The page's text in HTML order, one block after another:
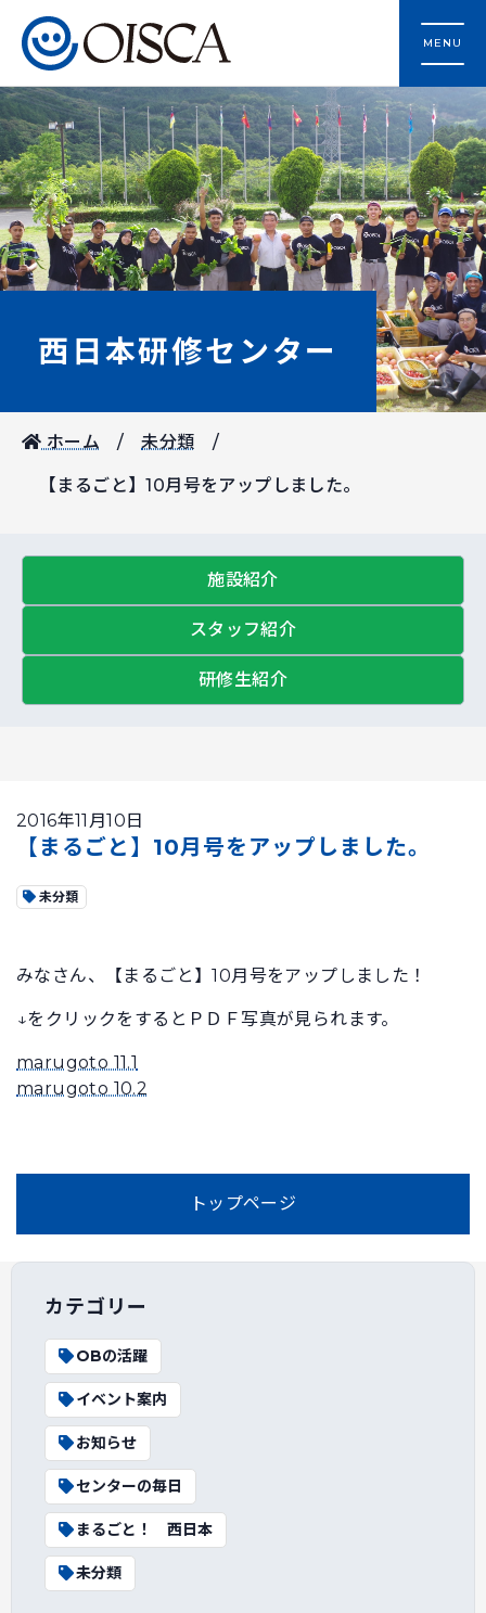
MENU
西日本研修センター
ホーム 未分類
【まるごと】10月号をアップしました。
施設紹介
スタッフ紹介
研修生紹介
2016年11月10日
【まるごと】10月号をアップしました。
未分類
みなさん、【まるごと】10月号をアップしました！
↓をクリックをするとＰＤＦ写真が見られます。
marugoto 11.1
marugoto 10.2
トップページ
カテゴリー
OBの活躍
イベント案内
お知らせ
センターの毎日
まるごと！ 西日本
未分類